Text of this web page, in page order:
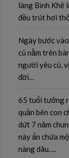
làng Bình Khê
đều trút hơi
Ngày bước
cũ nằm trên
người yêu cũ,
đời…
65 tuổi tưởng
quần bên con
dứt 7 năm
này ẩn chứa
nàng dâu….